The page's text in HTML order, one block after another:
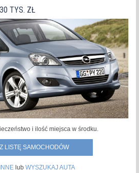
»
Hybrid w wersji GR SPORT i z
Green była 100-tysięcznym
tego modelu sprzedanym w
trafiło do osoby prywatnej.
»
TYS. ZŁ
i ilość miejsca w środku.
LISTĘ SAMOCHODÓW
lub WYSZUKAJ AUTA